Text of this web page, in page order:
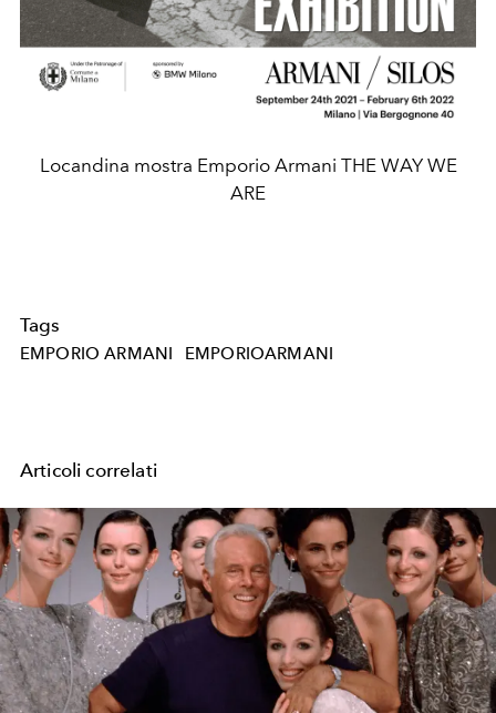
Locandina mostra Emporio Armani THE WAY WE
ARE
Tags
EMPORIO ARMANI EMPORIOARMANI
Articoli correlati